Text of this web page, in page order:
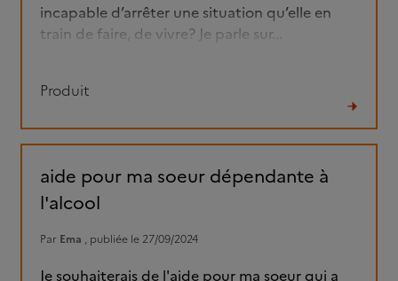
incapable d’arrêter une situation qu’elle en
train de faire, de vivre? Je parle sur...
Produit
le
aide pour ma soeur dépendante à
l'alcool
Par Ema , publiée le 27/09/2024
Je souhaiterais de l'aide pour ma soeur qui a